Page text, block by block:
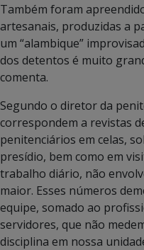
Também foram
artesanais, produzidas a
um “alambique”
dos detentos é muito
comenta.
Segundo o diretor da
correspondem a revistas
penitenciários em celas,
presídio, bem como em
trabalho diário, não
maior. Esses números
equipe, somado ao
servidores, que não
disciplina em nossa